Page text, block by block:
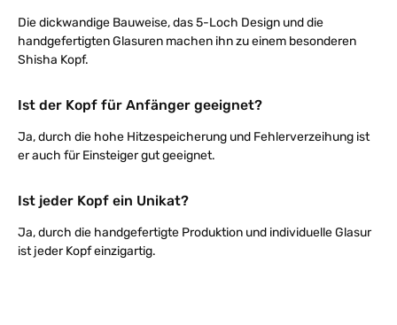
Die dickwandige Bauweise, das 5-Loch Design und die
handgefertigten Glasuren machen ihn zu einem besonderen
Shisha Kopf.
Ist der Kopf für Anfänger geeignet?
Ja, durch die hohe Hitzespeicherung und Fehlerverzeihung ist
er auch für Einsteiger gut geeignet.
Ist jeder Kopf ein Unikat?
Ja, durch die handgefertigte Produktion und individuelle Glasur
ist jeder Kopf einzigartig.